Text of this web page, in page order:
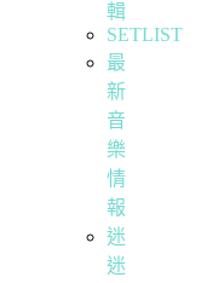
輯
SETLIST
最
新
音
樂
情
報
迷
迷